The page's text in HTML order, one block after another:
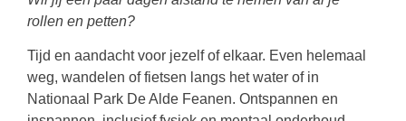
rollen en petten?
Tijd en aandacht voor jezelf of elkaar. Even helemaal
weg, wandelen of fietsen langs het water of in
Nationaal Park De Alde Feanen. Ontspannen en